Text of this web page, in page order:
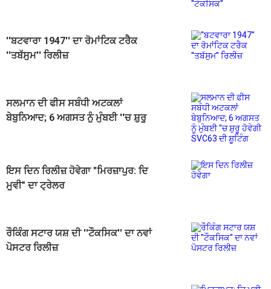
''ਬਟਵਾਰਾ 1947'' ਦਾ ਰੋਮਾਂਟਿਕ ਟਰੈਕ
''ਤਬੱਸੁਮ'' ਰਿਲੀਜ਼
ਸਲਮਾਨ ਦੀ ਫੀਸ ਸਬੰਧੀ ਅਟਕਲਾਂ
ਬੇਬੁਨਿਆਦ; 6 ਅਗਸਤ ਨੂੰ ਮੁੰਬਈ ''ਚ ਸ਼ੁਰੂ
ਇਸ ਦਿਨ ਰਿਲੀਜ਼ ਹੋਵੇਗਾ "ਮਿਰਜ਼ਾਪੁਰ: ਦਿ
ਮੂਵੀ" ਦਾ ਟ੍ਰੇਲਰ
ਰੌਕਿੰਗ ਸਟਾਰ ਯਸ਼ ਦੀ ''ਟੌਕਸਿਕ'' ਦਾ ਨਵਾਂ
ਪੋਸਟਰ ਰਿਲੀਜ਼